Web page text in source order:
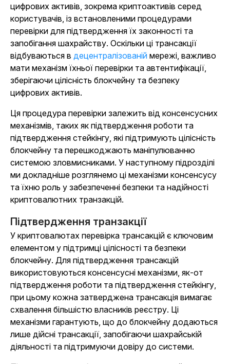
цифрових активів, зокрема криптоактивів серед
користувачів, із встановленими процедурами
перевірки для підтвердження їх законності та
запобігання шахрайству. Оскільки ці трансакції
відбуваються в децентралізованій мережі, важливо
мати механізм їхньої перевірки та автентифікації,
зберігаючи цілісність блокчейну та безпеку
цифрових активів.
Ця процедура перевірки залежить від консенсусних
механізмів, таких як підтвердження роботи та
підтвердження стейкінгу, які підтримують цілісність
блокчейну та перешкоджають маніпулюванню
системою зловмисниками. У наступному підрозділі
ми докладніше розглянемо ці механізми консенсусу
та їхню роль у забезпеченні безпеки та надійності
криптовалютних транзакцій.
Підтвердження транзакції
У криптовалютах перевірка трансакцій є ключовим
елементом у підтримці цілісності та безпеки
блокчейну. Для підтвердження трансакцій
використовуються консенсусні механізми, як-от
підтвердження роботи та підтвердження стейкінгу,
при цьому кожна затверджена трансакція вимагає
схвалення більшістю власників реєстру. Ці
механізми гарантують, що до блокчейну додаються
лише дійсні трансакції, запобігаючи шахрайській
діяльності та підтримуючи довіру до системи.